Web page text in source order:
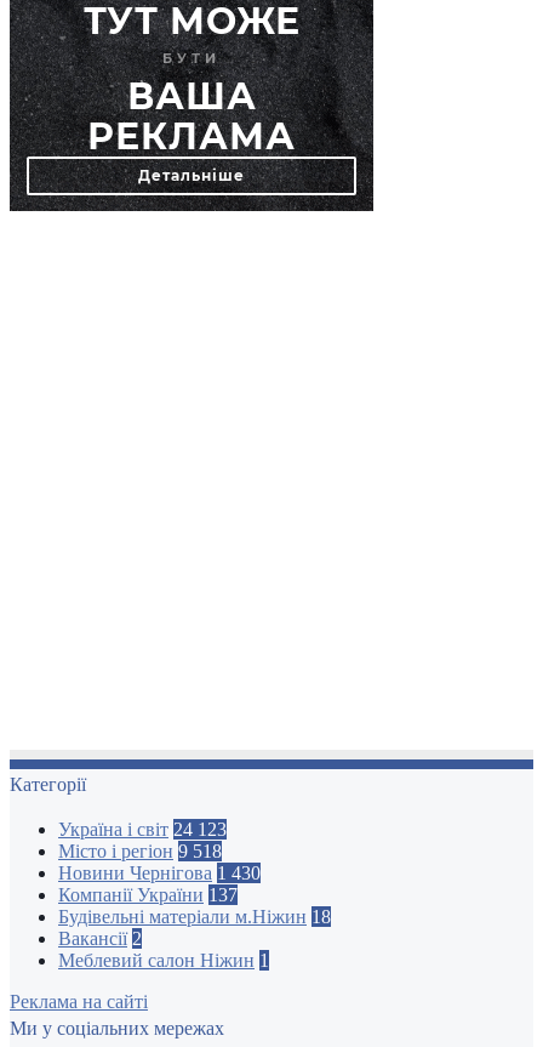
Категорії
Україна і світ 24 123
Місто і регіон 9 518
Новини Чернігова 1 430
Компанії України 137
Будівельні матеріали м.Ніжин 18
Вакансії 2
Меблевий салон Ніжин 1
Реклама на сайті
Ми у соціальних мережах